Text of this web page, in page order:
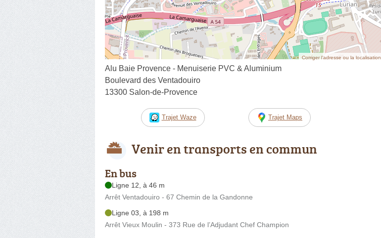
Corriger l’adresse ou la localisation
Alu Baie Provence - Menuiserie PVC & Aluminium
Boulevard des Ventadouiro
13300 Salon-de-Provence
Trajet Waze Trajet Maps
Venir en transports en commun
En bus
Ligne 12, à 46 m
Arrêt Ventadouiro - 67 Chemin de la Gandonne
Ligne 03, à 198 m
Arrêt Vieux Moulin - 373 Rue de l’Adjudant Chef Champion